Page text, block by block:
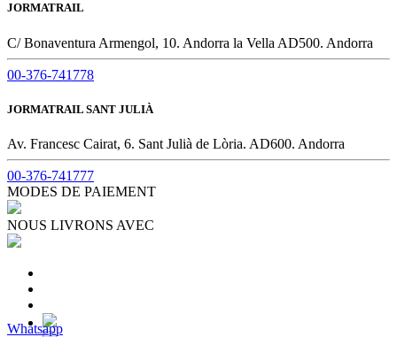
Whatsapp
JORMATRAIL
C/ Bonaventura Armengol, 10. Andorra la Vella AD500. Andorra
00-376-741778
JORMATRAIL SANT JULIÀ
Av. Francesc Cairat, 6. Sant Julià de Lòria. AD600. Andorra
00-376-741777
MODES DE PAIEMENT
NOUS LIVRONS AVEC